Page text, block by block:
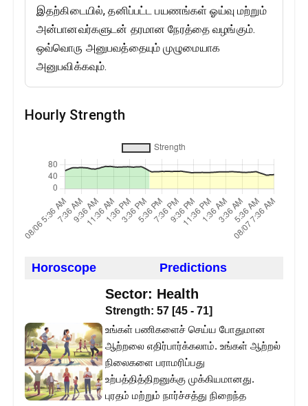
இதற்கிடையில், தனிப்பட்ட பயணங்கள் ஓய்வு மற்றும்
அன்பானவர்களுடன் தரமான நேரத்தை வழங்கும்.
ஒவ்வொரு அனுபவத்தையும் முழுமையாக
அனுபவிக்கவும்.
Hourly Strength
Horoscope Predictions
Sector: Health
Strength: 57 [45 - 71]
உங்கள் பணிகளைச் செய்ய போதுமான
ஆற்றலை எதிர்பார்க்கலாம். உங்கள் ஆற்றல்
நிலைகளை பராமரிப்பது
உற்பத்தித்திறனுக்கு முக்கியமானது.
புரதம் மற்றும் நார்ச்சத்து நிறைந்த